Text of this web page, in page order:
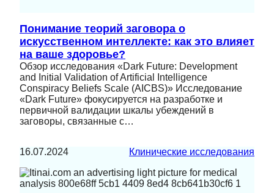
Понимание теорий заговора о
искусственном интеллекте: как это влияет
на ваше здоровье?
Обзор исследования «Dark Future: Development
and Initial Validation of Artificial Intelligence
Conspiracy Beliefs Scale (AICBS)» Исследование
«Dark Future» фокусируется на разработке и
первичной валидации шкалы убеждений в
заговоры, связанные с…
16.07.2024 Клинические исследования